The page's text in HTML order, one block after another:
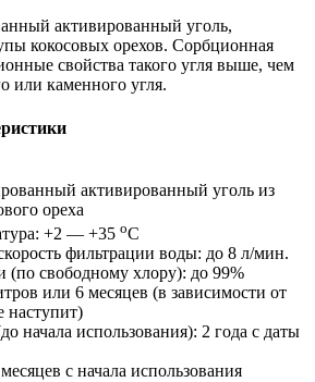
активированный уголь,
кокосовых орехов. Сорбционная
свойства такого угля выше, чем
или каменного угля.
активированный уголь из
ореха
+2 — +35 оС
фильтрации воды: до 8 л/мин.
(по свободному хлору): до 99%
или 6 месяцев (в зависимости от
наступит)
начала использования): 2 года с даты
с начала использования